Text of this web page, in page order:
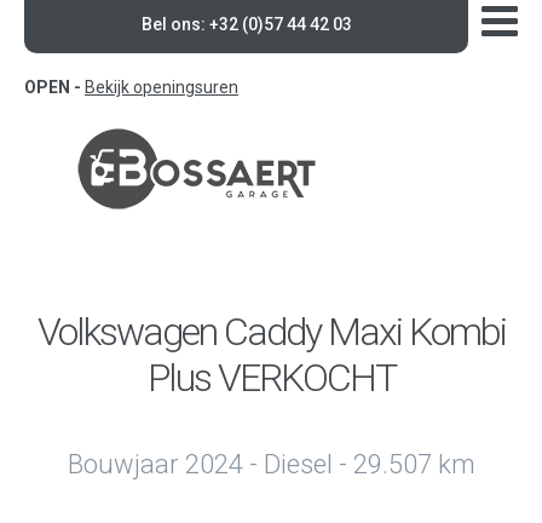
Bel ons: +32 (0)57 44 42 03
OPEN - Bekijk openingsuren
Volkswagen Caddy Maxi Kombi
Plus VERKOCHT
Bouwjaar 2024 - Diesel - 29.507 km